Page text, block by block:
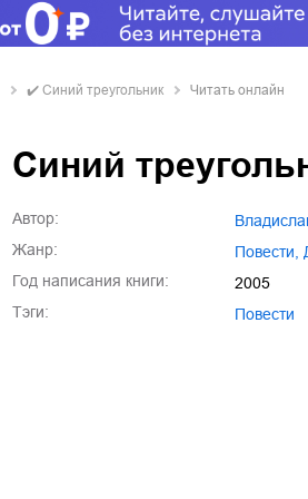
✔️ Синий треугольник Читать онлайн
Синий
Автор:
Жанр:
повести
Год написания книги:
2005
Тэги:
повести